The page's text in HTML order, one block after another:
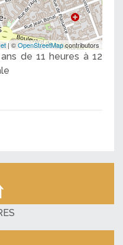
| ©OpenStreetMapcontributors
de 11 heures à 12